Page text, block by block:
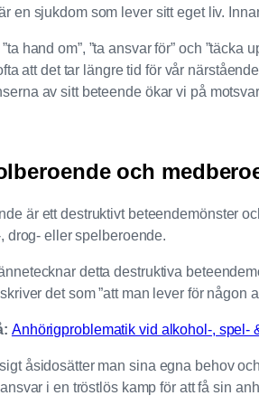
en sjukdom som lever sitt eget liv.
hand om”, ”ta ansvar för” och
att det tar längre tid för vår
av sitt beteende ökar vi på
och
är ett destruktivt beteendemönster
drog- eller spelberoende.
detta destruktiva
det som ”att man lever för någon
Anhörigproblematik vid alkohol-, spel-
åsidosätter man sina egna behov
i en tröstlös kamp för att få sin